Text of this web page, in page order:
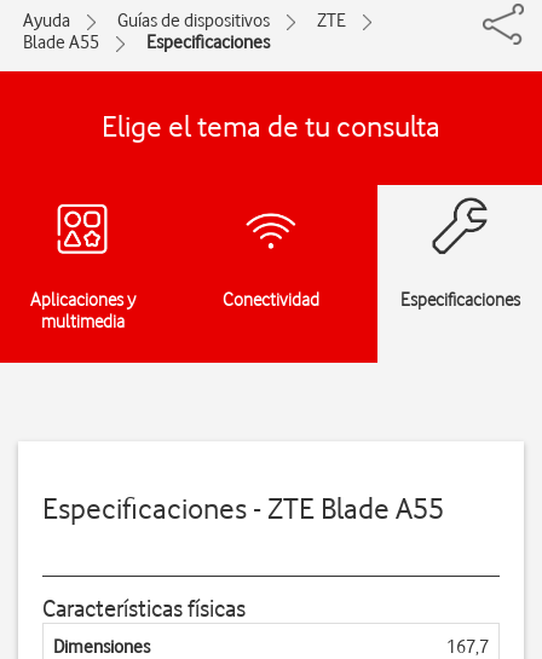
Ayuda Guías de dispositivos
ZTE
Blade A55
Especificaciones
Elige el tema de tu consulta
Aplicaciones y
multimedia
Conectividad Especificaciones
Especificaciones - ZTE Blade A55
Características físicas
Dimensiones
167,7